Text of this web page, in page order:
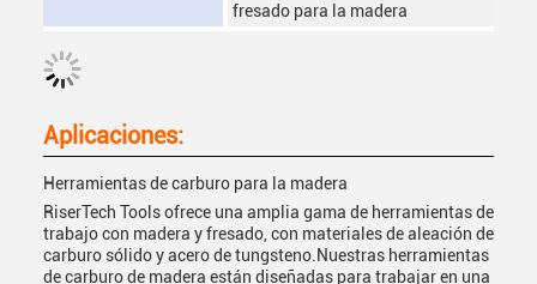
fresado para la madera
Aplicaciones:
Herramientas de carburo para la madera
RiserTech Tools ofrece una amplia gama de herramientas de
trabajo con madera y fresado, con materiales de aleación de
carburo sólido y acero de tungsteno.Nuestras herramientas
de carburo de madera están diseñadas para trabajar en una